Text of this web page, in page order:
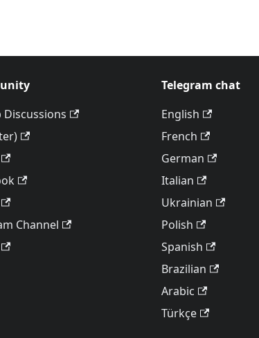
Discussions
Channel
Telegram chat
English
French
German
Italian
Ukrainian
Polish
Spanish
Brazilian
Arabic
Türkçe